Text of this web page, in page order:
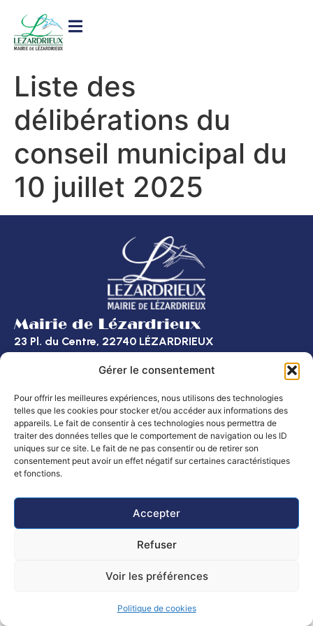
Gérer le consentement
Pour offrir les meilleures expériences, nous utilisons des technologies
telles que les cookies pour stocker et/ou accéder aux informations des
appareils. Le fait de consentir à ces technologies nous permettra de
traiter des données telles que le comportement de navigation ou les ID
uniques sur ce site. Le fait de ne pas consentir ou de retirer son
consentement peut avoir un effet négatif sur certaines caractéristiques
et fonctions.
Accepter
Refuser
Voir les préférences
Politique de cookies
principal
Liste des
délibérations du
conseil municipal du
10 juillet 2025
Mairie de Lézardrieux
23 Pl. du Centre, 22740 LÉZARDRIEUX
Accessibilité
Plan
du
site
Politique de
confidentialité
Mentions
légales
© 2025 -
Propulsé par
Utopia
Horaires d’ouverture
Mairie: Lundi, mardi, mercredi et vendredi
Le jeudi de 8h30 à 12h
Lundi au vendredi : 8h30 – 12h
Samedi de 9h à 12h